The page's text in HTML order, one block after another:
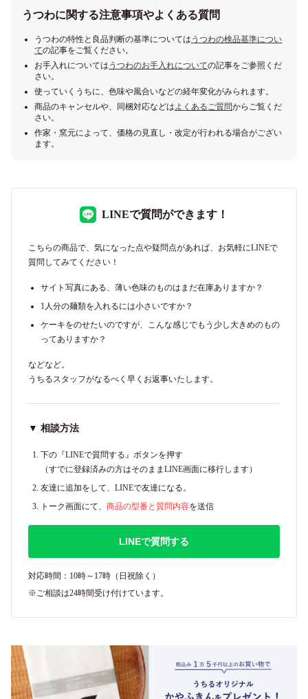
うつわに関する注意事項やよくある質問
うつわの特性と良品判断の基準については うつわの検品基準につい
ての記事をご覧ください。
お手入れについては うつわのお手入れについての記事をご参照くだ
さい。
使っていくうちに、色味や風合いなどの経年変化がみられます。
商品のキャンセルや、同梱対応などは よくあるご質問からご覧くだ
さい。
作家・窯元によって、価格の見直し・改定が行われる場合がござい
ます。
LINEで質問ができます！
こちらの商品で、気になった点や疑問点があれば、お気軽にLINEで
質問してみてください！
サイト写真にある、薄い色味のものはまだ在庫ありますか？
1人分の麺類を入れるには小さいですか？
ケーキをのせたいのですが、こんな感じでもう少し大きめのもの
ってありますか？
などなど。
うちるスタッフがなるべく早くお返事いたします。
▼ 相談方法
下の『LINEで質問する』ボタンを押す
（すでに登録済みの方はそのままLINE画面に移行します）
友達に追加をして、LINEで友達になる。
トーク画面にて、 商品の型番と質問内容を送信
LINEで質問する
対応時間：10時～17時（日祝除く）
※ご相談は24時間受け付けています。